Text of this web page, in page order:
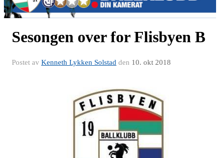
Sesongen over for Flisbyen B
Postet av Kenneth Lykken Solstad den 10. okt 2018